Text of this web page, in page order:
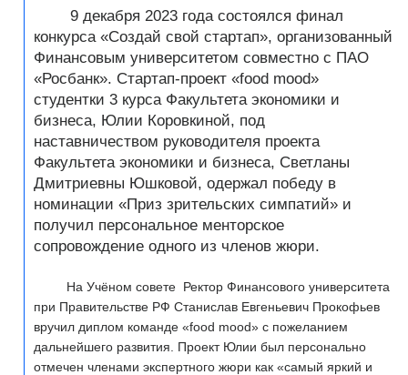
9 декабря 2023 года состоялся финал
конкурса «Создай свой стартап», организованный
Финансовым университетом совместно с ПАО
«Росбанк». Стартап-проект «food mood»
студентки 3 курса Факультета экономики и
бизнеса, Юлии Коровкиной, под
наставничеством руководителя проекта
Факультета экономики и бизнеса, Светланы
Дмитриевны Юшковой, одержал победу в
номинации «Приз зрительских симпатий» и
получил персональное менторское
сопровождение одного из членов жюри.
На Учёном совете Ректор Финансового университета
при Правительстве РФ Станислав Евгеньевич Прокофьев
вручил диплом команде «food mood» с пожеланием
дальнейшего развития. Проект Юлии был персонально
отмечен членами экспертного жюри как «самый яркий и